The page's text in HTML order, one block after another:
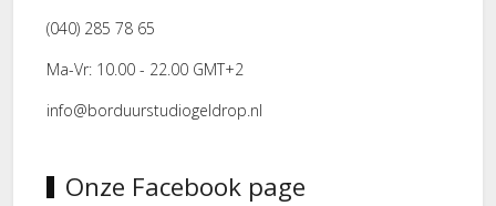
(040) 285 78 65
Ma-Vr: 10.00 - 22.00 GMT+2
info@borduurstudiogeldrop.nl
Onze Facebook page